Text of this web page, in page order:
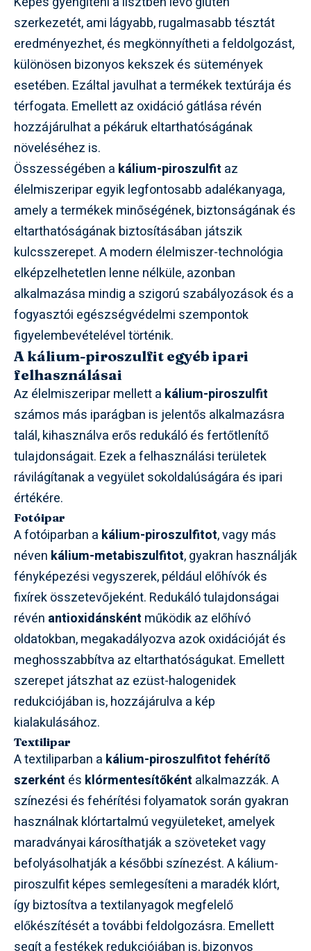
szerkezetét, ami lágyabb, rugalmasabb tésztát
eredményezhet, és megkönnyítheti a feldolgozást,
különösen bizonyos kekszek és sütemények
esetében. Ezáltal javulhat a termékek textúrája és
térfogata. Emellett az oxidáció gátlása révén
hozzájárulhat a pékáruk eltarthatóságának
növeléséhez is.
Összességében a kálium-piroszulfit az
élelmiszeripar egyik legfontosabb adalékanyaga,
amely a termékek minőségének, biztonságának és
eltarthatóságának biztosításában játszik
kulcsszerepet. A modern élelmiszer-technológia
elképzelhetetlen lenne nélküle, azonban
alkalmazása mindig a szigorú szabályozások és a
fogyasztói egészségvédelmi szempontok
figyelembevételével történik.
A kálium-piroszulfit egyéb ipari
felhasználásai
Az élelmiszeripar mellett a kálium-piroszulfit
számos más iparágban is jelentős alkalmazásra
talál, kihasználva erős redukáló és fertőtlenítő
tulajdonságait. Ezek a felhasználási területek
rávilágítanak a vegyület sokoldalúságára és ipari
értékére.
Fotóipar
A fotóiparban a kálium-piroszulfitot, vagy más
néven kálium-metabiszulfitot, gyakran használják
fényképezési vegyszerek, például előhívók és
fixírek összetevőjeként. Redukáló tulajdonságai
révén antioxidánsként működik az előhívó
oldatokban, megakadályozva azok oxidációját és
meghosszabbítva az eltarthatóságukat. Emellett
szerepet játszhat az ezüst-halogenidek
redukciójában is, hozzájárulva a kép
kialakulásához.
Textilipar
A textiliparban a kálium-piroszulfitotfehérítő
szerként és klórmentesítőként alkalmazzák. A
színezési és fehérítési folyamatok során gyakran
használnak klórtartalmú vegyületeket, amelyek
maradványai károsíthatják a szöveteket vagy
befolyásolhatják a későbbi színezést. A kálium-
piroszulfit képes semlegesíteni a maradék klórt,
így biztosítva a textilanyagok megfelelő
előkészítését a további feldolgozásra. Emellett
segít a festékek redukciójában is, bizonyos